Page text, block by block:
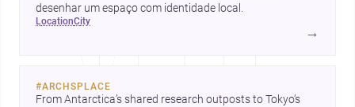
desenhar um espaço com identidade local.
location city
→
#ARCHSPLACE
From Antarctica’s shared research outposts to Tokyo’s